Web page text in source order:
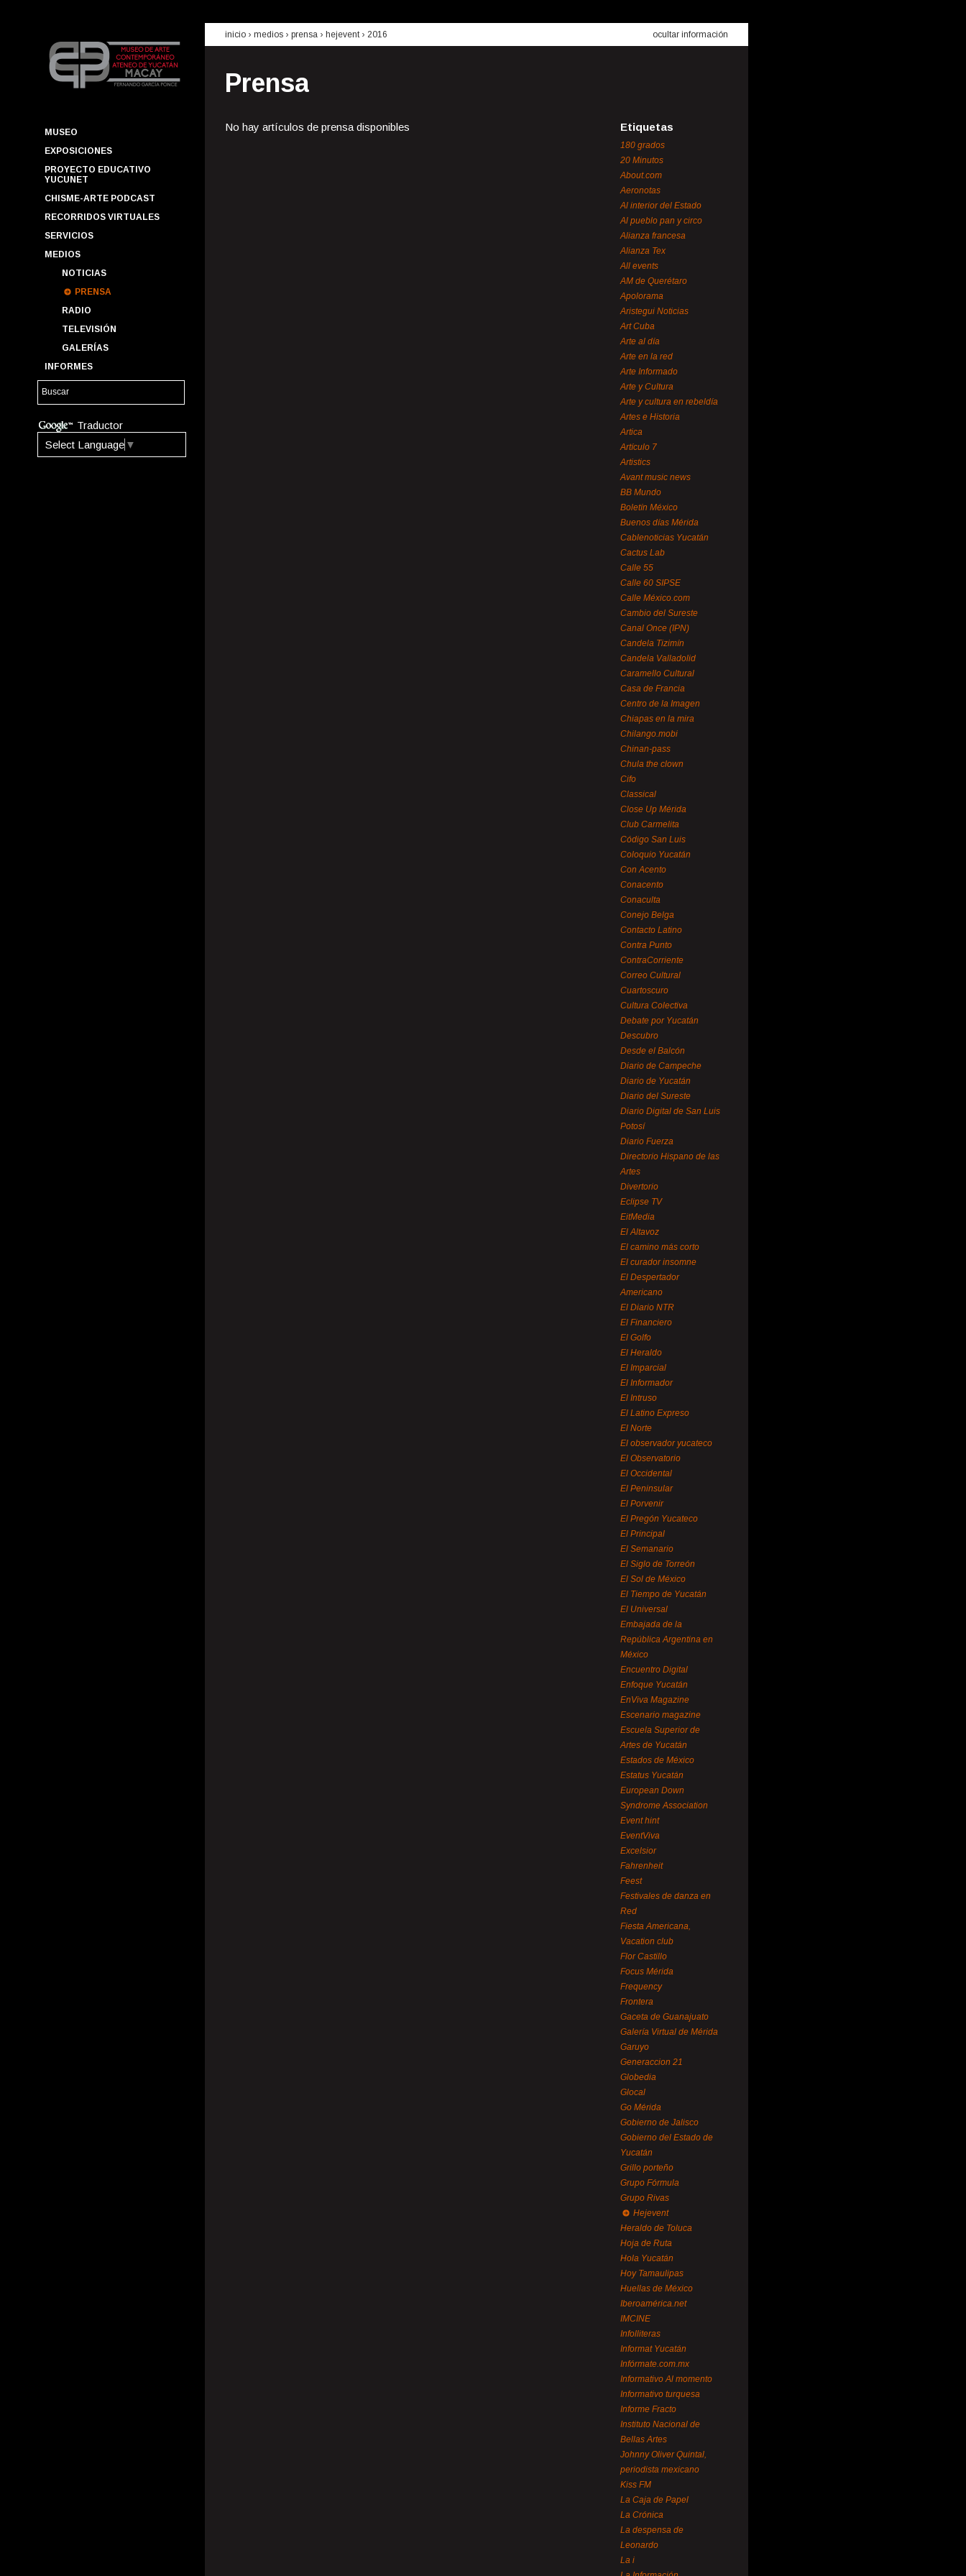
MUSEO
EXPOSICIONES
PROYECTO EDUCATIVO
YUCUNET
CHISME-ARTE PODCAST
RECORRIDOS VIRTUALES
SERVICIOS
MEDIOS
NOTICIAS
PRENSA
RADIO
TELEVISIÓN
GALERÍAS
INFORMES
Traductor
Select Language ▼
inicio › medios › prensa › hejevent› 2016 ocultar información
Prensa
No hay artículos de prensa disponibles Etiquetas
180 grados
20 Minutos
About.com
Aeronotas
Al interior del Estado
Al pueblo pan y circo
Alianza francesa
Alianza Tex
All events
AM de Querétaro
Apolorama
Aristegui Noticias
Art Cuba
Arte al día
Arte en la red
Arte Informado
Arte y Cultura
Arte y cultura en rebeldía
Artes e Historia
Artica
Artículo 7
Artistics
Avant music news
BB Mundo
Boletín México
Buenos días Mérida
Cablenoticias Yucatán
Cactus Lab
Calle 55
Calle 60 SIPSE
Calle México.com
Cambio del Sureste
Canal Once (IPN)
Candela Tizimín
Candela Valladolid
Caramello Cultural
Casa de Francia
Centro de la Imagen
Chiapas en la mira
Chilango.mobi
Chinan-pass
Chula the clown
Cifo
Classical
Close Up Mérida
Club Carmelita
Código San Luis
Coloquio Yucatán
Con Acento
Conacento
Conaculta
Conejo Belga
Contacto Latino
Contra Punto
ContraCorriente
Correo Cultural
Cuartoscuro
Cultura Colectiva
Debate por Yucatán
Descubro
Desde el Balcón
Diario de Campeche
Diario de Yucatán
Diario del Sureste
Diario Digital de San Luis
Potosí
Diario Fuerza
Directorio Hispano de las
Artes
Divertorio
Eclipse TV
EitMedia
El Altavoz
El camino más corto
El curador insomne
El Despertador
Americano
El Diario NTR
El Financiero
El Golfo
El Heraldo
El Imparcial
El Informador
El Intruso
El Latino Expreso
El Norte
El observador yucateco
El Observatorio
El Occidental
El Peninsular
El Porvenir
El Pregón Yucateco
El Principal
El Semanario
El Siglo de Torreón
El Sol de México
El Tiempo de Yucatán
El Universal
Embajada de la
República Argentina en
México
Encuentro Digital
Enfoque Yucatán
EnViva Magazine
Escenario magazine
Escuela Superior de
Artes de Yucatán
Estados de México
Estatus Yucatán
European Down
Syndrome Association
Event hint
EventViva
Excelsior
Fahrenheit
Feest
Festivales de danza en
Red
Fiesta Americana,
Vacation club
Flor Castillo
Focus Mérida
Frequency
Frontera
Gaceta de Guanajuato
Galería Virtual de Mérida
Garuyo
Generaccion 21
Globedia
Glocal
Go Mérida
Gobierno de Jalisco
Gobierno del Estado de
Yucatán
Grillo porteño
Grupo Fórmula
Grupo Rivas
Hejevent
Heraldo de Toluca
Hoja de Ruta
Hola Yucatán
Hoy Tamaulipas
Huellas de México
Iberoamérica.net
IMCINE
Infolliteras
Informat Yucatán
Infórmate.com.mx
Informativo Al momento
Informativo turquesa
Informe Fracto
Instituto Nacional de
Bellas Artes
Johnny Oliver Quintal,
periodista mexicano
Kiss FM
La Caja de Papel
La Crónica
La despensa de
Leonardo
La i